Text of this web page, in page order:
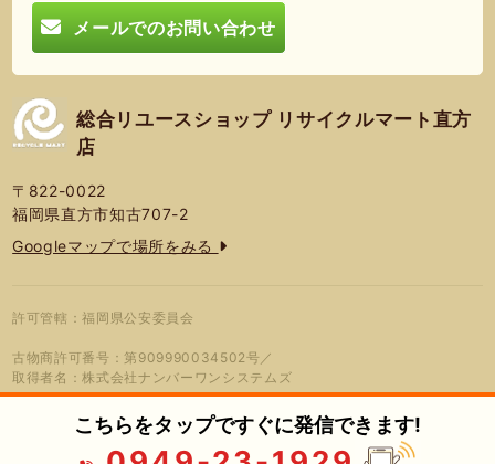
メールでのお問い合わせ
総合リユースショップ リサイクルマート直方
店
〒822-0022
福岡県直方市知古707-2
Googleマップで場所をみる
許可管轄：福岡県公安委員会
古物商許可番号：第909990034502号／
取得者名：株式会社ナンバーワンシステムズ
プライバシーポリシー 蓮営会社 © 2026年 総合リユースショップ リサ
こちらをタップですぐに発信できます!